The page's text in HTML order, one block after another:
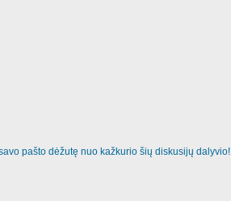
pašto dėžutę nuo kažkurio šių diskusijų dalyvio!